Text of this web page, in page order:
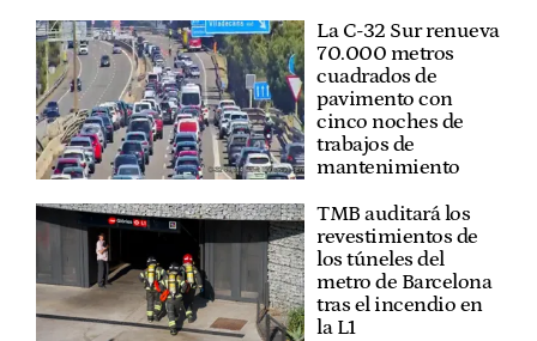
La C-32 Sur renueva
70.000 metros
cuadrados de
pavimento con
cinco noches de
trabajos de
mantenimiento
TMB auditará los
revestimientos de
los túneles del
metro de Barcelona
tras el incendio en
la L1